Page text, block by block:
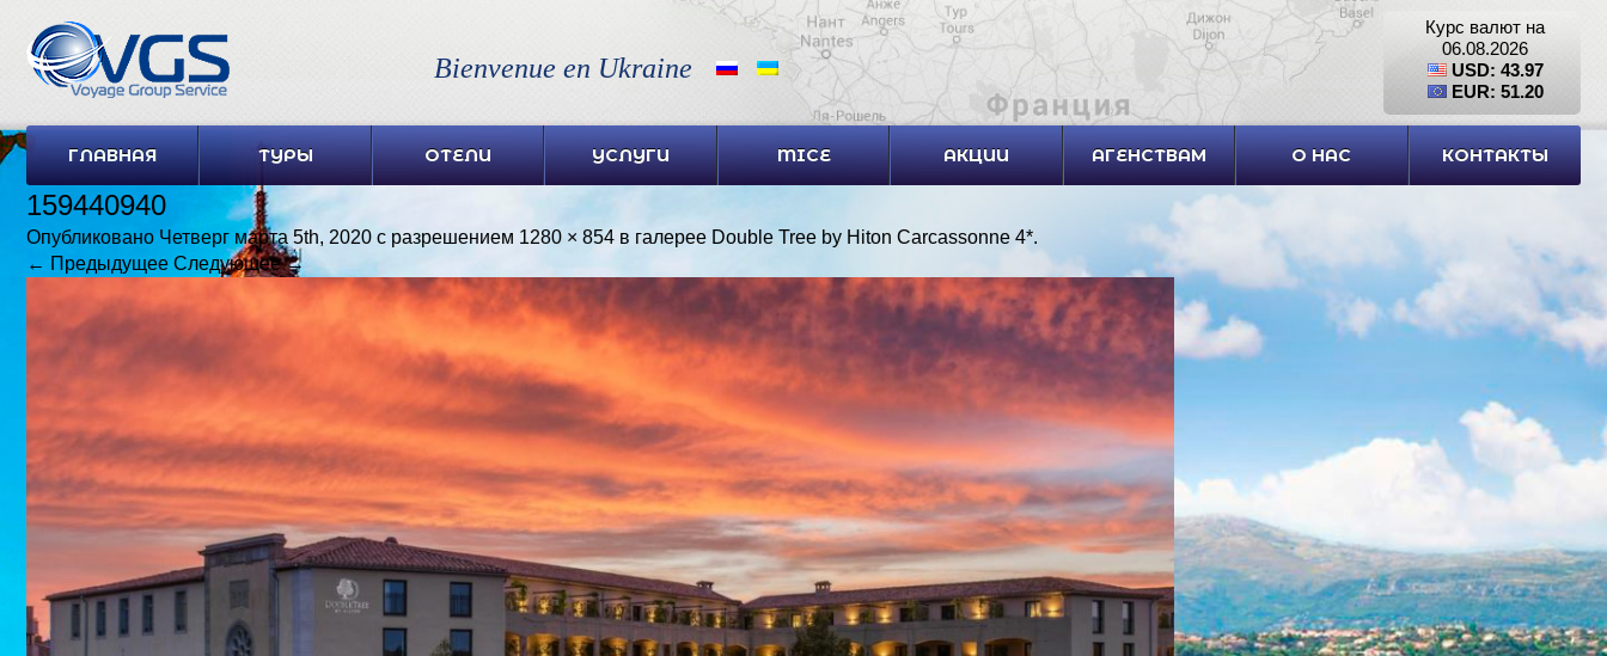
Bienvenue en Ukraine
Курс валют на
06.08.2026
USD: 43.97
EUR: 51.20
ГЛАВНАЯ ТУРЫ ОТЕЛИ УСЛУГИ MICE АКЦИИ АГЕНСТВАМ О НАС КОНТАКТЫ
159440940
Опубликовано Четверг марта 5th, 2020 с разрешением 1280 × 854 в галерее Double Tree by Hiton Carcassonne 4*.
← Предыдущее Следующее →